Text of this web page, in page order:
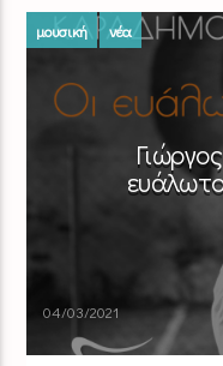
μουσική νέα
04/03/2021